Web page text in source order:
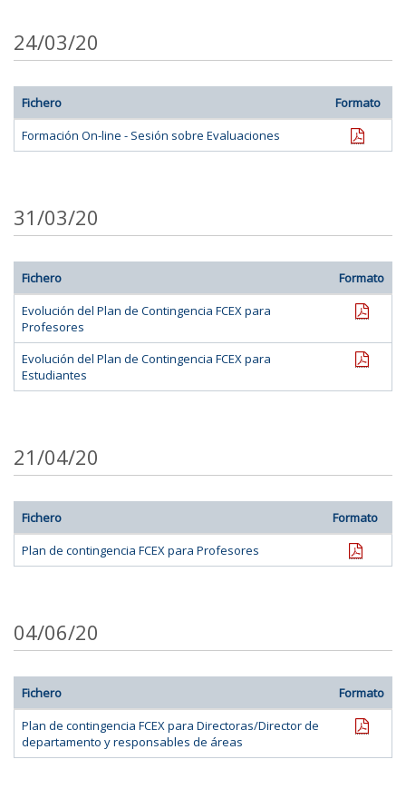
24/03/20
Fichero
Formato
Formación On-line - Sesión sobre Evaluaciones
pdf
31/03/20
Fichero
Formato
Evolución del Plan de Contingencia FCEX para
Profesores
pdf
Evolución del Plan de Contingencia FCEX para
Estudiantes
pdf
21/04/20
Fichero
Formato
Plan de contingencia FCEX para Profesores
pdf
04/06/20
Fichero
Formato
Plan de contingencia FCEX para Directoras/Director de
departamento y responsables de áreas
pdf